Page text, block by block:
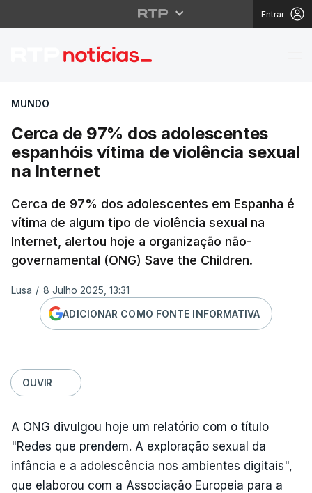
Entrar
Cerca de 97% dos
MUNDO
Cerca de 97% dos adolescentes
espanhóis vítima de violência sexual
na Internet
Cerca de 97% dos adolescentes em Espanha é
vítima de algum tipo de violência sexual na
Internet, alertou hoje a organização não-
governamental (ONG) Save the Children.
Lusa / 8 Julho 2025, 13:31
ADICIONAR COMO FONTE INFORMATIVA
OUVIR
A ONG divulgou hoje um relatório com o título
"Redes que prendem. A exploração sexual da
infância e a adolescência nos ambientes digitais",
que elaborou com a Associação Europeia para a